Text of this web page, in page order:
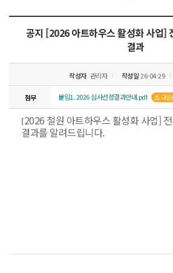
공지 [2026 아트하우스 활성화 사업]
결과
작성자 관리자 작성일26-04-29
첨부 붙임1. 2026 심사선정결과안내.pdf 다운
[​2026 철원 아트하우스 활성화 사업]
결과를 알려드립니다.